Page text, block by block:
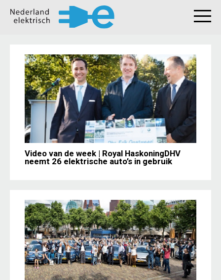
Video van de week | Royal HaskoningDHV
neemt 26 elektrische auto’s in gebruik